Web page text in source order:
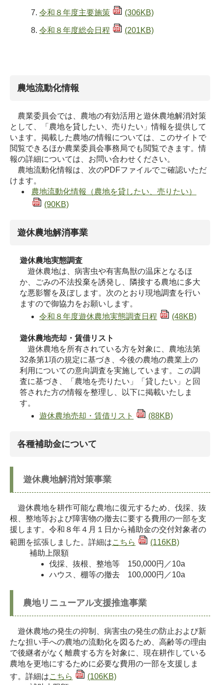
令和８年度主要施策 (306KB)
令和８年度総会日程 (201KB)
農地流動化情報
農業委員会では、農地の有効活用と遊休農地解消対策
として、「農地を貸したい、売りたい」情報を提供して
います。掲載した農地の情報については、このサイトで
閲覧できるほか農業委員会事務局でも閲覧できます。情
報の詳細については、お問い合わせください。
農地流動化情報は、次のPDFファイルでご確認いただ
けます。
農地流動化情報（農地を貸したい、売りたい）
(90KB)
遊休農地解消事業
遊休農地実態調査
遊休農地は、病害虫や有害鳥獣の温床となるほ
か、ごみの不法投棄を誘発し、隣接する農地に多大
な悪影響を及ぼします。次のとおり現地調査を行い
ますので御協力をお願いします。
令和８年度遊休農地実態調査日程
(48KB)
遊休農地売却・賃借リスト
遊休農地を所有されている方を対象に、農地法第
32条第1項の規定に基づき、今後の農地の農業上の
利用についての意向調査を実施しています。この調
査に基づき、「農地を売りたい」「貸したい」と回
答された方の情報を整理し、以下に掲載いたしま
す。
遊休農地売却・賃借リスト
(88KB)
各種補助金について
遊休農地解消対策事業
遊休農地を耕作可能な農地に復元するため、伐採、抜
根、整地等および障害物の撤去に要する費用の一部を支
援します。令和８年４月１日から補助金の交付対象者の
範囲を拡張しました。詳細はこちら
(116KB)
補助上限額
伐採、抜根、整地等 150,000円／10a
ハウス、棚等の撤去 100,000円／10a
農地リニューアル支援推進事業
遊休農地の発生の抑制、病害虫の発生の防止および新
たな担い手への農地の流動化を図るため、高齢等の理由
で後継者がなく離農する方を対象に、現在耕作している
農地を更地にするために必要な費用の一部を支援しま
す。詳細はこちら
(106KB)